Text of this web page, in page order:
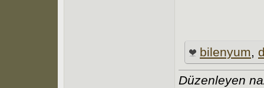
bilenyum,
Düzenleyen